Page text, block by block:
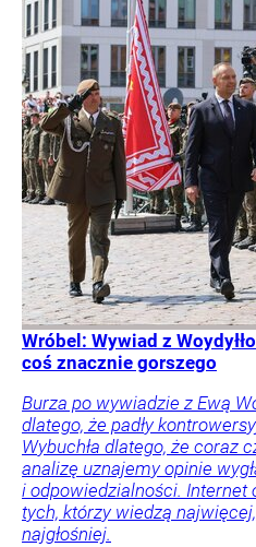
Wróbel: Wywiad z
coś znacznie gorszego
Burza po wywiadzie z Ewą
dlatego, że padły
Wybuchła dlatego, że coraz
analizę uznajemy opinie
i odpowiedzialności. Internet
tych, którzy wiedzą
najgłośniej.